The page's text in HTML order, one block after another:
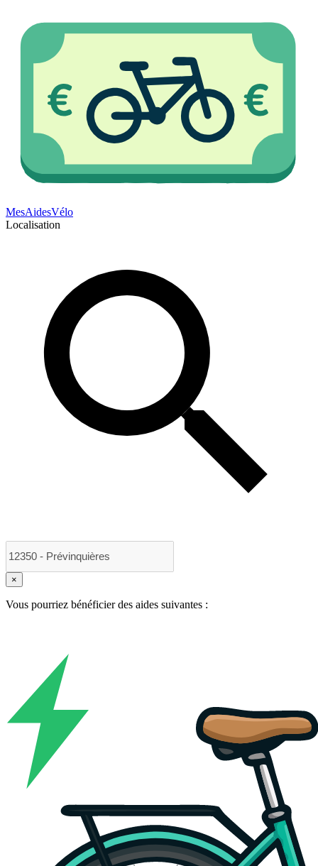
MesAidesVélo
Localisation
×
Vous pourriez bénéficier des aides suivantes :